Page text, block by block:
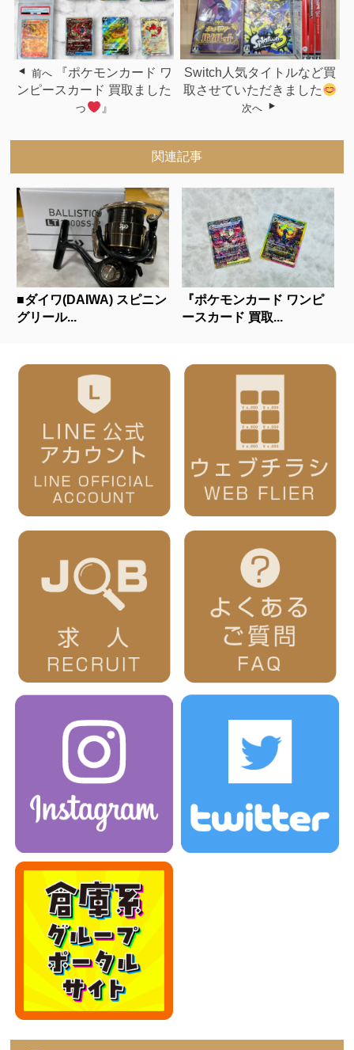
前へ
『ポケモンカード ワ
ンピースカード 買取ました
っ
』
Switch人気タイトルなど買
取させていただきました
次へ
関連記事
■ダイワ(DAIWA) スピニン
グリール...
『ポケモンカード ワンピ
ースカード 買取...